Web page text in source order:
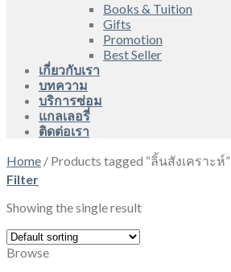
Books & Tuition
Gifts
Promotion
Best Seller
เกี่ยวกับเรา
บทความ
บริการซ่อม
แกลเลอรี่
ติดต่อเรา
Home / Products tagged “ลิ้นสังเคราะห์”
Filter
Showing the single result
Browse